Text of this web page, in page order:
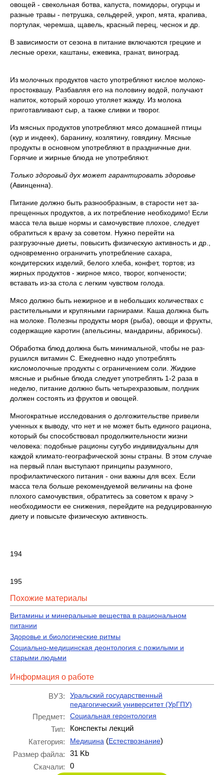
овощей - свекольная ботва, капуста, помидоры, огурцы и
разные травы - петрушка, сельдерей, укроп, мята, крапива,
портулак, черемша, щавель, красный перец, чеснок и др.
В зависимости от сезона в питание включаются грецкие и
лесные орехи, каштаны, ежевика, гранат, виноград.
Из молочных продуктов часто употребляют кислое моло­ко-
простоквашу. Разбавляя его на половину водой, получают
напиток, который хорошо утоляет жажду. Из молока
приготав­ливают сыр, а также сливки и творог.
Из мясных продуктов употребляют мясо домашней птицы
(кур и индеек), баранину, козлятину, говядину. Мясные
продук­ты в основном употребляют в праздничные дни.
Горячие и жир­ные блюда не употребляют.
Только здоровый дух может гарантировать здоровье
(Авинценна).
Питание должно быть разнообразным, в старости нет за­
прещенных продуктов, а их потребление необходимо! Если
мас­са тела выше нормы и самочувствие плохое, следует
обратиться к врачу за советом. Нужно перейти на
разгрузочные диеты, по­высить физическую активность и др.,
одновременно ограничить употребление сахара,
кондитерских изделий, белого хлеба, кон­фет, тортов; из
жирных продуктов - жирное мясо, творог, копче­ности;
вставать из-за стола с легким чувством голода.
Мясо должно быть нежирное и в небольших количествах с
растительными и крупяными гарнирами. Каша должна быть
на молоке. Полезны продукты моря (рыба), овощи и фрукты,
со­держащие каротин (апельсины, мандарины, абрикосы).
Обработка блюд должна быть минимальной, чтобы не раз­
рушился витамин С. Ежедневно надо употреблять
кисломолоч­ные продукты с ограничением соли. Жидкие
мясные и рыбные блюда следует употреблять 1-2 раза в
неделю, питание должно быть четырехразовым, полдник
должен состоять из фруктов и овощей.
Многократные исследования о долгожительстве привели
ученных к выводу, что нет и не может быть единого рациона,
который бы способствовал продолжительности жизни
человека: подобные рационы сугубо индивидуальны для
каждой климато-географической зоны страны. В этом случае
на первый план вы­ступают принципы разумного,
профилактического питания - они важны для всех. Если
масса тела больше рекомендуемой величи­ны на фоне
плохого самочувствия, обратитесь за советом к врачу >
необходимости ее снижения, перейдите на редуцированную
диету и повысьте физическую активность.
194
195
Похожие материалы
Витамины и минеральные вещества в рациональном
питании
Здоровье и биологические ритмы
Социально-медицинская деонтология с пожилыми и
старыми людьми
Информация о работе
ВУЗ:
Уральский государственный
педагогический университет (УрГПУ)
Предмет: Социальная геронтология
Тип:
Конспекты лекций
Категория:
Медицина (Естествознание)
Размер файла:
31 Kb
Скачали:
0